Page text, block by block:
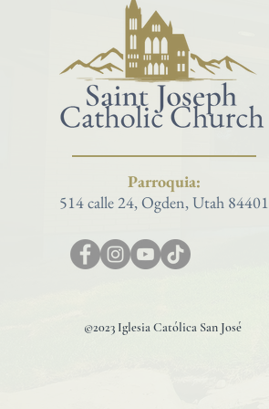
Parroquia:
514 calle 24, Ogden, Utah 84401
©2023 Iglesia Católica San José